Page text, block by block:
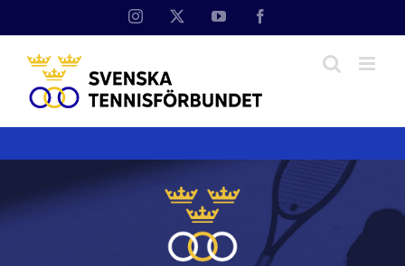
Instagram YouTube